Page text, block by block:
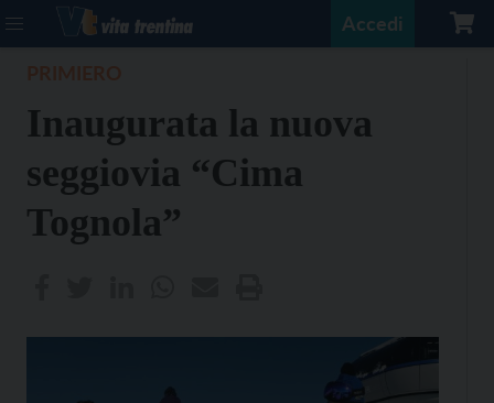
Accedi
Inaugurata la nuova
seggiovia “Cima
Tognola”